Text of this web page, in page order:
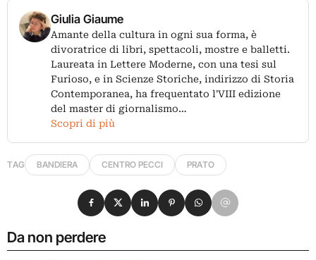
Giulia Giaume
Amante della cultura in ogni sua forma, è
divoratrice di libri, spettacoli, mostre e balletti.
Laureata in Lettere Moderne, con una tesi sul
Furioso, e in Scienze Storiche, indirizzo di Storia
Contemporanea, ha frequentato l'VIII edizione
del master di giornalismo…
Scopri di più
TAG BANDIERA CENTRO PECCI PRATO
Da non perdere
Condividi su Facebook
Condividi su X
Condividi su LinkedIn
Condividi su Pinterest
Condividi su WhatsApp
Condividi su Email